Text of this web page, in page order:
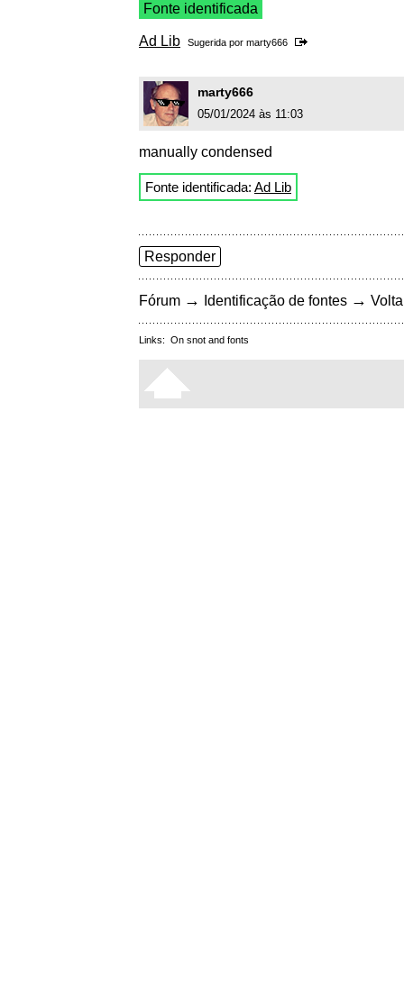
Fonte identificada
Ad Lib Sugerida por marty666
marty666
05/01/2024 às 11:03
manually condensed
Fonte identificada: Ad Lib
Responder
Fórum → Identificação de fontes →
Links: On snot and fonts